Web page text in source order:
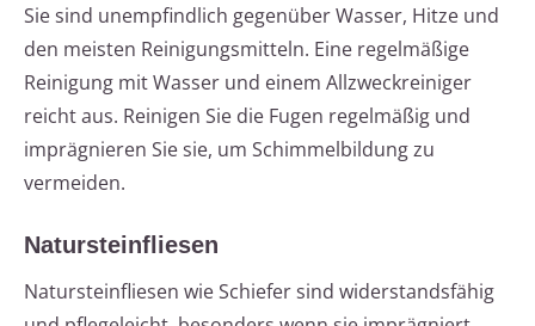
Sie sind unempfindlich gegenüber Wasser, Hitze und
den meisten Reinigungsmitteln. Eine regelmäßige
Reinigung mit Wasser und einem Allzweckreiniger
reicht aus. Reinigen Sie die Fugen regelmäßig und
imprägnieren Sie sie, um Schimmelbildung zu
vermeiden.
Natursteinfliesen
Natursteinfliesen wie Schiefer sind widerstandsfähig